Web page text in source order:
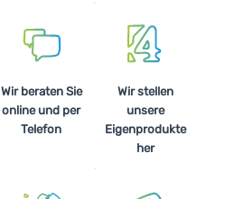
Wir beraten Sie
online und per
Telefon
Wir stellen
unsere
Eigenprodukte
her